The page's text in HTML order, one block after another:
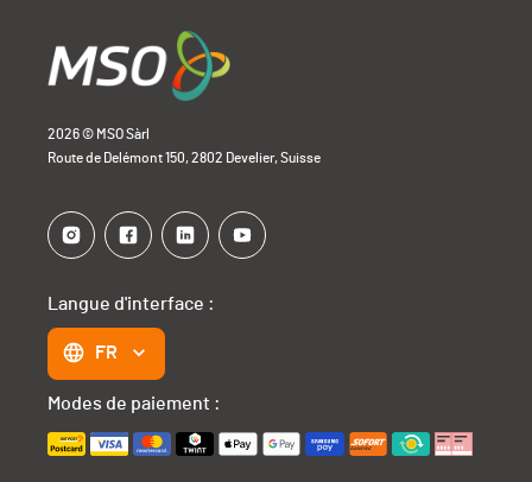
2026 © MSO Sàrl
Route de Delémont 150, 2802 Develier, Suisse
Langue d'interface :
FR
Modes de paiement :